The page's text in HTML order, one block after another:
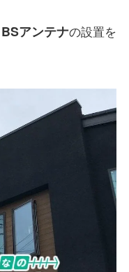
BSアンテナの設置を